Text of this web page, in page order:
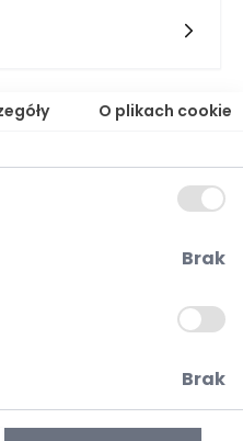
Dlaczego stal zyskała
atmosferyczne. Nowoczesna
produkcji oraz
co pozwala na tworzenie
się zaletom nowoczesnych
w budownictwie i
są one fundamentem
O plikach cookie
Brak
Brak